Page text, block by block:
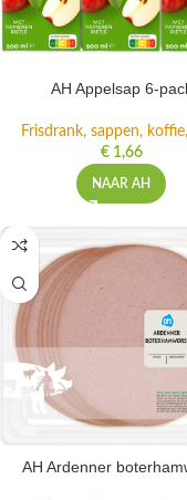
AH Appelsap 6-
Frisdrank, sappen,
€1,66
NAAR AH
AH Ardenner